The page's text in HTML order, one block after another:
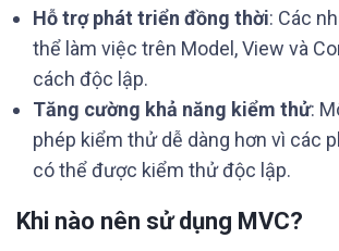
Hỗ trợ phát triển đồng thời: Các
thể làm việc trên Model, View và
cách độc lập.
Tăng cường khả năng kiểm thử:
phép kiểm thử dễ dàng hơn vì các
có thể được kiểm thử độc lập.
Khi nào nên sử dụng MVC?